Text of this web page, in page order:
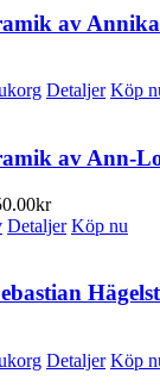
väljas
på
av Annika
Detaljer Köp
av Ann-
krPrisintervall:
300.00kr
Den
har
De
olika
Detaljer Köp nu
Detaljer Köp